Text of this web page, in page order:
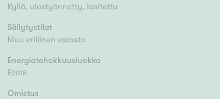
Kyllä, ulostyönnetty, lasitettu
Säilytystilat
Muu erillinen varasto
Energiatehokkuusluokka
E2018
Omistus